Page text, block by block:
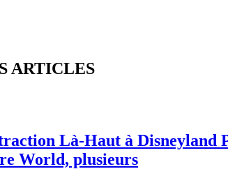
ARTICLES
Là-Haut à Disneyland
World, plusieurs